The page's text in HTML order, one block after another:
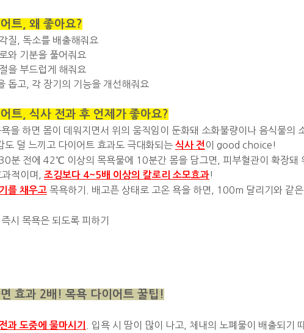
트, 왜 좋아요?
질, 독소를 배출해줘요
와 기분을 풀어줘요
을 부드럽게 해줘요
돕고, 각 장기의 기능을 개선해줘요
트, 식사 전과 후 언제가 좋아요?
을 하면 몸이 데워지면서 위의 움직임이 둔화돼 소화불량이나 음식물의
도 덜 느끼고 다이어트 효과도 극대화되는 식사 전 이 good choice!
분 전에 42℃ 이상의 목욕물에 10분간 몸을 담그면, 피부혈관이 확장돼
적이며, 조깅보다 4~5배 이상의 칼로리 소모효과!
를 채우고 목욕하기. 배고픈 상태로 고온 욕을 하면, 100m 달리기와 같
시 목욕은 되도록 피하기
효과 2배! 목욕 다이어트 꿀팁!
과 도중에 물마시기
. 입욕 시 땀이 많이 나고, 체내의 노폐물이 배출되기